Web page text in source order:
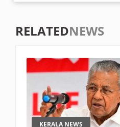
RELATEDNEWS
KERALA NEWS